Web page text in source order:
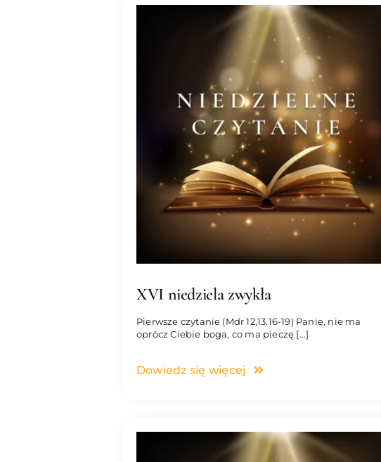
XVI niedziela zwykła
Pierwsze czytanie (Mdr 12,13.16-19) Panie, nie ma
oprócz Ciebie boga, co ma pieczę [...]
Dowiedz się więcej